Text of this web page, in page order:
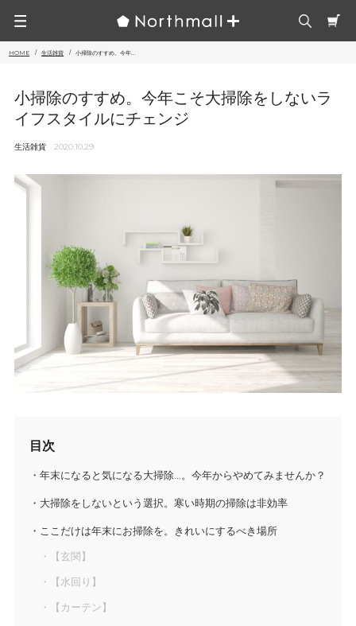
HOME 生活雑貨 小掃除のすすめ。今年...
小掃除のすすめ。今年こそ大掃除をしないラ
イフスタイルにチェンジ
生活雑貨 2020.10.29
目次
年末になると気になる大掃除…。今年からやめてみませんか？
大掃除をしないという選択。寒い時期の掃除は非効率
ここだけは年末にお掃除を。きれいにするべき場所
【玄関】
【水回り】
【カーテン】